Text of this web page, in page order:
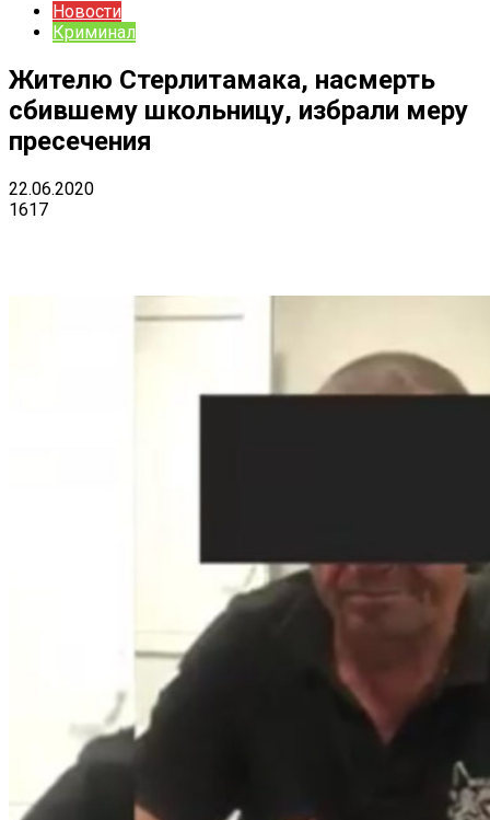
Новости
Криминал
Жителю Стерлитамака, насмерть
сбившему школьницу, избрали меру
пресечения
22.06.2020
1617